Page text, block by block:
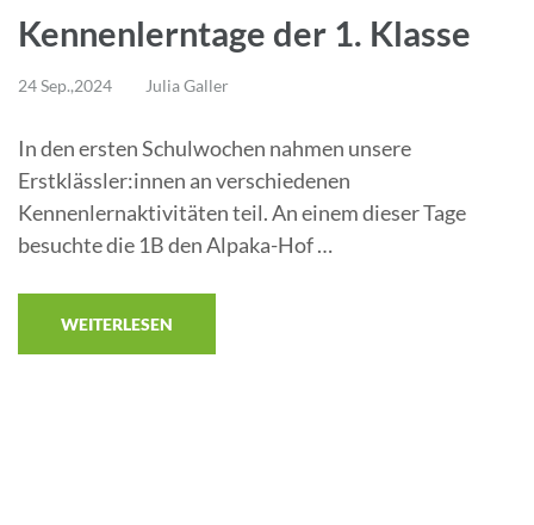
Kennenlerntage der 1. Klasse
24 Sep.,2024 Julia Galler
In den ersten Schulwochen nahmen unsere
Erstklässler:innen an verschiedenen
Kennenlernaktivitäten teil. An einem dieser Tage
besuchte die 1B den Alpaka-Hof …
WEITERLESEN